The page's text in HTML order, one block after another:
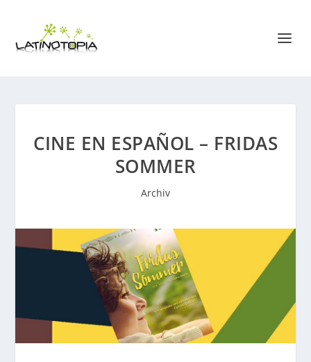
CINE EN ESPAÑOL – FRIDAS
SOMMER
Archiv